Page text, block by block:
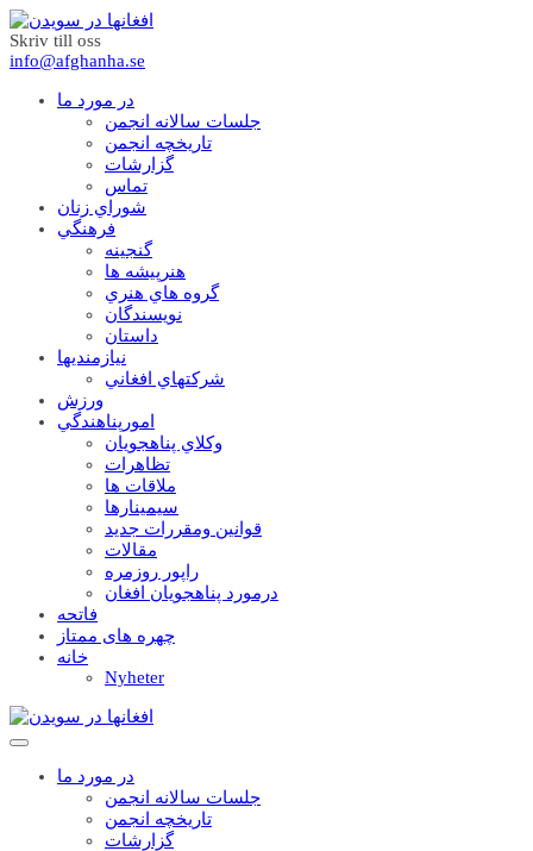
Skriv till oss
info@afghanha.se
در مورد ما
جلسات سالانه انجمن
تاریخچه انجمن
گزارشات
تماس
شوراي زنان
فرهنگي
گنجينه
هنرپيشه ها
گروه هاي هنري
نويسندگان
داستان
نيازمنديها
شرکتهاي افغاني
ورزش
امورپناهندگي
وکلاي پناهجويان
تظاهرات
ملاقات ها
سيمينارها
قوانين ومقررات جديد
مقالات
راپور روزمره
درمورد پناهجويان افغان
فاتحه
چهره های ممتاز
خانه
Nyheter
در مورد ما
جلسات سالانه انجمن
تاریخچه انجمن
گزارشات